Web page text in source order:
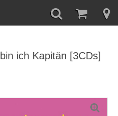
ich Kapitän [3CDs]